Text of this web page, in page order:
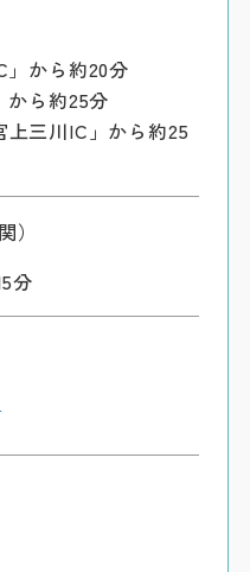
」から約20分
から約25分
上三川IC」から約25
）
分